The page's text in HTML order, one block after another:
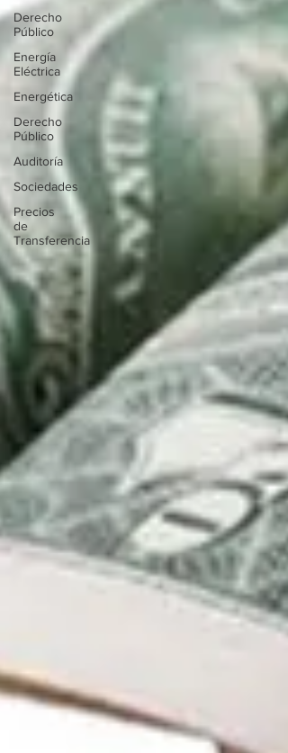
Derecho
Público
Energía
Eléctrica
Energética
Derecho
Público
Auditoría
Sociedades
Precios
de
Transferencia